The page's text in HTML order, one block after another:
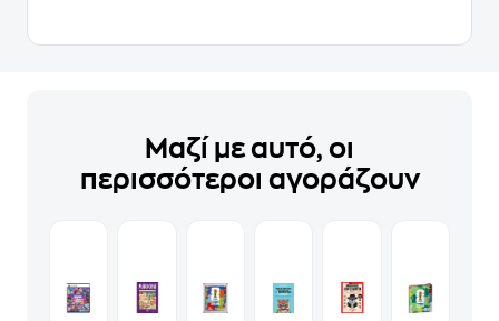
Μαζί με αυτό, οι
περισσότεροι αγοράζουν